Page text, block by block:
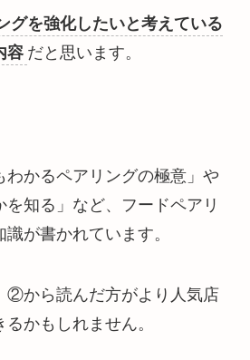
グを強化したいと考えている
容 だと思います。
かるペアリングの極意」や
を知る」など、フードペアリ
が書かれています。
②から読んだ方がより人気店
かもしれません。